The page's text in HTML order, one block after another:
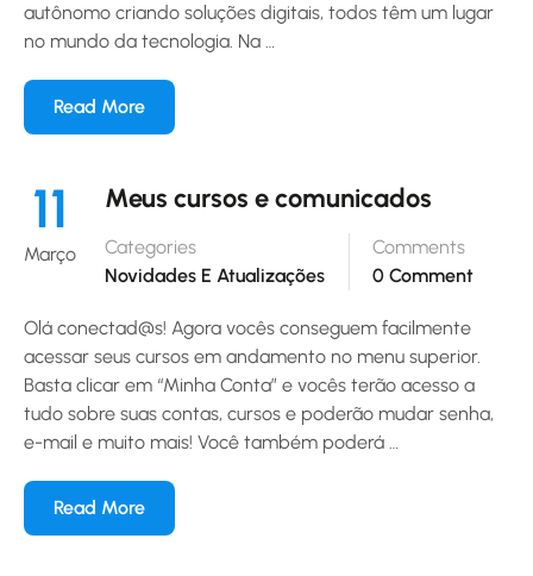
autônomo criando soluções digitais, todos têm um lugar
no mundo da tecnologia. Na …
Read More
11
Março
Meus cursos e comunicados
Categories
Novidades E Atualizações
Comments
0 Comment
Olá conectad@s! Agora vocês conseguem facilmente
acessar seus cursos em andamento no menu superior.
Basta clicar em “Minha Conta” e vocês terão acesso a
tudo sobre suas contas, cursos e poderão mudar senha,
e-mail e muito mais! Você também poderá …
Read More